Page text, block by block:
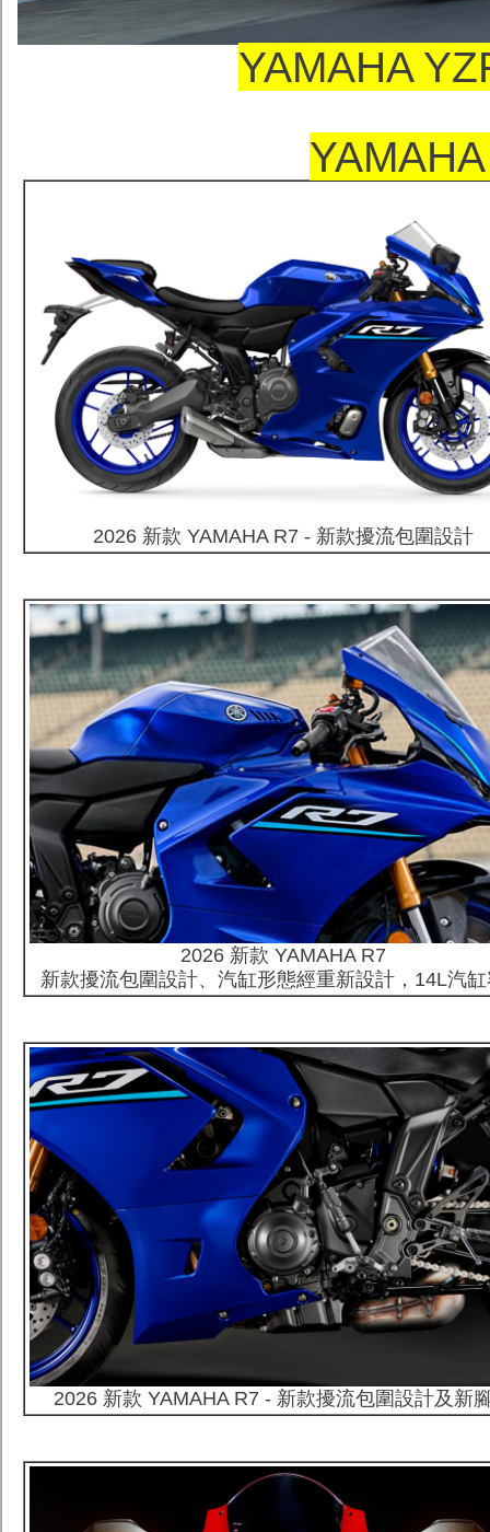
YAMAHA
2026 新款 YAMAHA R7 - 新款擾流包圍設計
2026 新款 YAMAHA R7
新款擾流包圍設計、汽缸形態經重新設計， 14L汽
2026 新款 YAMAHA R7 - 新款擾流包圍設計及新